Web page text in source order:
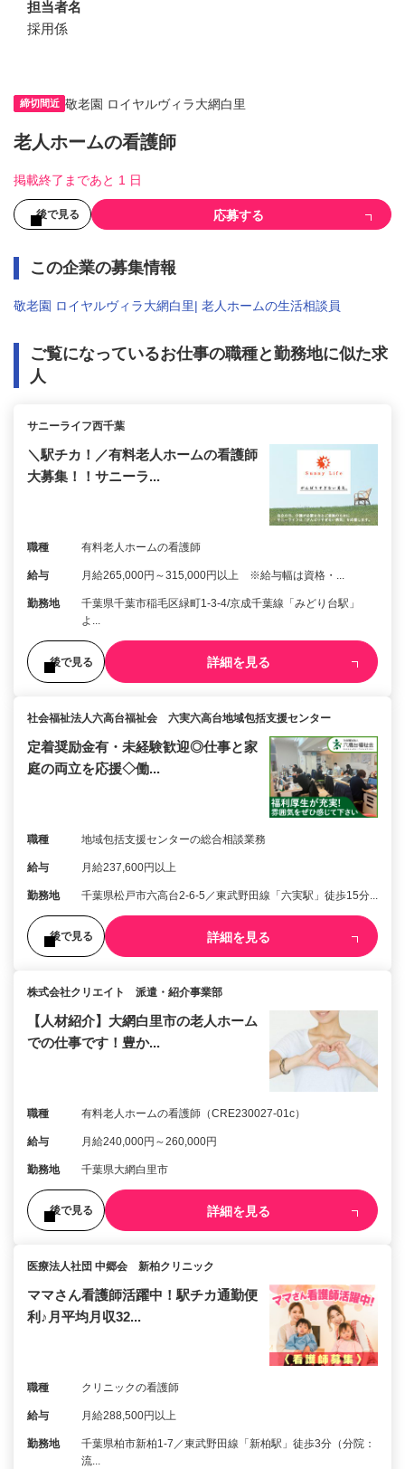
担当者名
採用係
締切間近 敬老園 ロイヤルヴィラ大網白里
老人ホームの看護師
掲載終了まであと 1 日
後で見る 応募する
この企業の募集情報
敬老園 ロイヤルヴィラ大網白里| 老人ホームの生活相談員
ご覧になっているお仕事の職種と勤務地に似た求
人
サニーライフ西千葉
＼駅チカ！／有料老人ホームの看護師
大募集！！サニーラ...
職種 有料老人ホームの看護師
給与 月給265,000円～315,000円以上 ※給与幅は資格・...
勤務地
千葉県千葉市稲毛区緑町1-3-4/京成千葉線「みどり台駅」
よ...
後で見る 詳細を見る
社会福祉法人六高台福祉会 六実六高台地域包括支援センター
定着奨励金有・未経験歓迎◎仕事と家
庭の両立を応援◇働...
職種 地域包括支援センターの総合相談業務
給与 月給237,600円以上
勤務地 千葉県松戸市六高台2‑6-5／東武野田線「六実駅」徒歩15分...
後で見る 詳細を見る
株式会社クリエイト 派遣・紹介事業部
【人材紹介】大網白里市の老人ホーム
での仕事です！豊か...
職種 有料老人ホームの看護師（CRE230027-01c）
給与 月給240,000円～260,000円
勤務地 千葉県大網白里市
後で見る 詳細を見る
医療法人社団 中郷会 新柏クリニック
ママさん看護師活躍中！駅チカ通勤便
利♪月平均月収32...
職種 クリニックの看護師
給与 月給288,500円以上
勤務地
千葉県柏市新柏1-7／東武野田線「新柏駅」徒歩3分（分院：
流...